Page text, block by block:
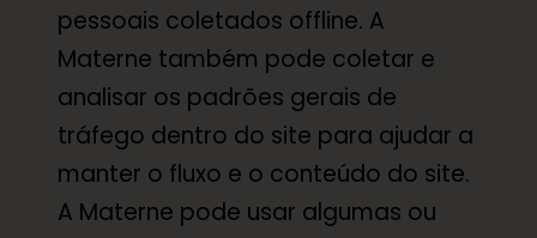
pessoais coletados offline. A
Materne também pode coletar e
analisar os padrões gerais de
tráfego dentro do site para ajudar a
manter o fluxo e o conteúdo do site.
A Materne pode usar algumas ou